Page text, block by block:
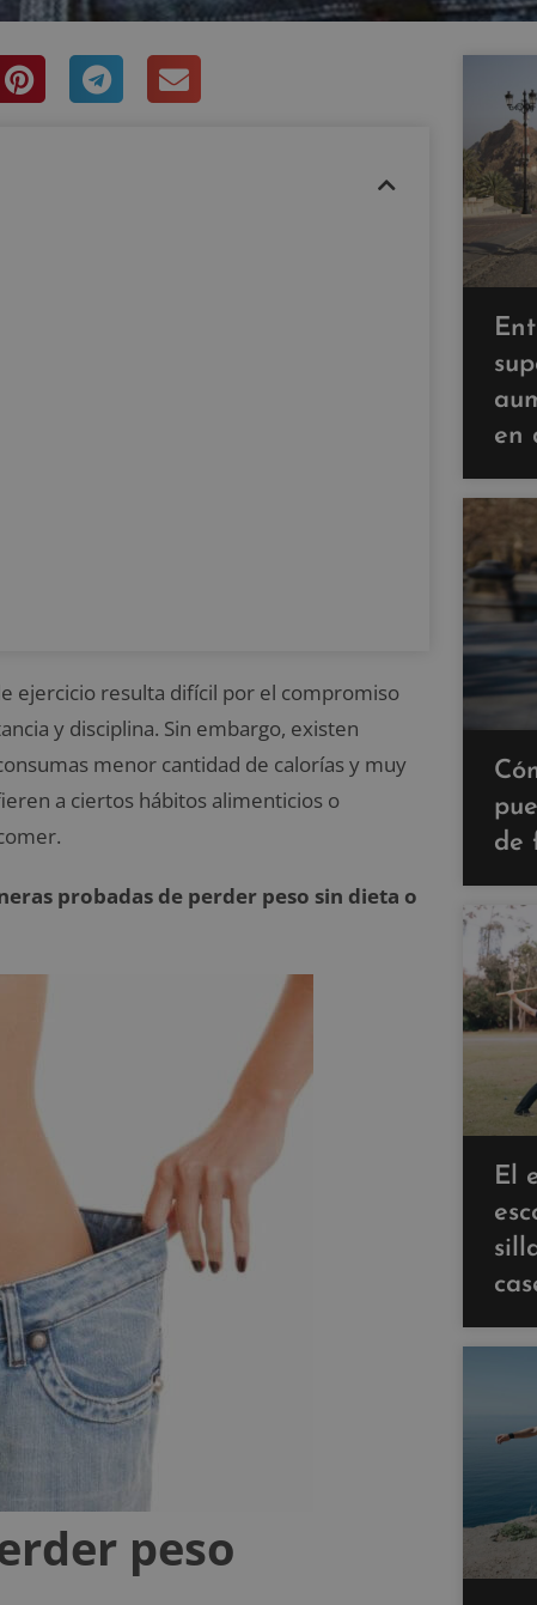
ejercicio resulta difícil por el compromiso
y disciplina. Sin embargo, existen
menor cantidad de calorías y muy
a ciertos hábitos alimenticios o
probadas de perder peso sin dieta o
peso
en
de
El